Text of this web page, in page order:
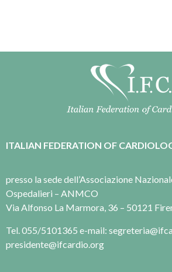
ITALIAN FEDERATION OF
presso la sede dell’Associazione
Ospedalieri – ANMCO
Via Alfonso La Marmora, 36 – 50121
Tel. 055/5101365 e-mail:
presidente@ifcardio.org